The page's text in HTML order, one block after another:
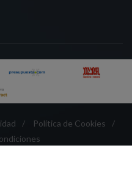
/ Política de Cookies
/